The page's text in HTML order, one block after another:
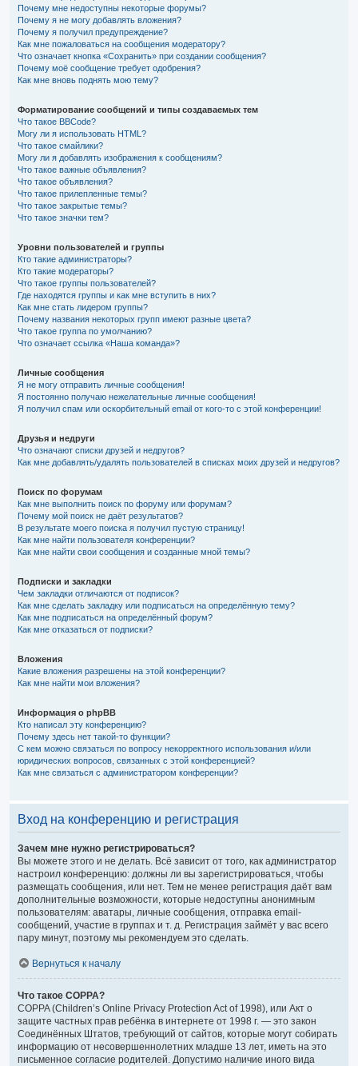
Почему мне недоступны некоторые форумы?
Почему я не могу добавлять вложения?
Почему я получил предупреждение?
Как мне пожаловаться на сообщения модератору?
Что означает кнопка «Сохранить» при создании сообщения?
Почему моё сообщение требует одобрения?
Как мне вновь поднять мою тему?
Форматирование сообщений и типы создаваемых тем
Что такое BBCode?
Могу ли я использовать HTML?
Что такое смайлики?
Могу ли я добавлять изображения к сообщениям?
Что такое важные объявления?
Что такое объявления?
Что такое прилепленные темы?
Что такое закрытые темы?
Что такое значки тем?
Уровни пользователей и группы
Кто такие администраторы?
Кто такие модераторы?
Что такое группы пользователей?
Где находятся группы и как мне вступить в них?
Как мне стать лидером группы?
Почему названия некоторых групп имеют разные цвета?
Что такое группа по умолчанию?
Что означает ссылка «Наша команда»?
Личные сообщения
Я не могу отправить личные сообщения!
Я постоянно получаю нежелательные личные сообщения!
Я получил спам или оскорбительный email от кого-то с этой конференции!
Друзья и недруги
Что означают списки друзей и недругов?
Как мне добавлять/удалять пользователей в списках моих друзей и недругов?
Поиск по форумам
Как мне выполнить поиск по форуму или форумам?
Почему мой поиск не даёт результатов?
В результате моего поиска я получил пустую страницу!
Как мне найти пользователя конференции?
Как мне найти свои сообщения и созданные мной темы?
Подписки и закладки
Чем закладки отличаются от подписок?
Как мне сделать закладку или подписаться на определённую тему?
Как мне подписаться на определённый форум?
Как мне отказаться от подписки?
Вложения
Какие вложения разрешены на этой конференции?
Как мне найти мои вложения?
Информация о phpBB
Кто написал эту конференцию?
Почему здесь нет такой-то функции?
С кем можно связаться по вопросу некорректного использования и/или
юридических вопросов, связанных с этой конференцией?
Как мне связаться с администратором конференции?
Вход на конференцию и регистрация
Зачем мне нужно регистрироваться?
Вы можете этого и не делать. Всё зависит от того, как администратор
настроил конференцию: должны ли вы зарегистрироваться, чтобы
размещать сообщения, или нет. Тем не менее регистрация даёт вам
дополнительные возможности, которые недоступны анонимным
пользователям: аватары, личные сообщения, отправка email-
сообщений, участие в группах и т. д. Регистрация займёт у вас всего
пару минут, поэтому мы рекомендуем это сделать.
Вернуться к началу
Что такое COPPA?
COPPA (Children’s Online Privacy Protection Act of 1998), или Акт о
защите частных прав ребёнка в интернете от 1998 г. — это закон
Соединённых Штатов, требующий от сайтов, которые могут собирать
информацию от несовершеннолетних младше 13 лет, иметь на это
письменное согласие родителей. Допустимо наличие иного вида